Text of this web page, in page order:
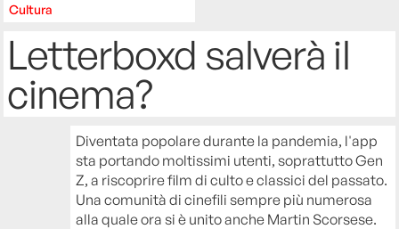
Cultura
Letterboxd salverà il
cinema?
Diventata popolare durante la pandemia, l'app
sta portando moltissimi utenti, soprattutto Gen
Z, a riscoprire film di culto e classici del passato.
Una comunità di cinefili sempre più numerosa
alla quale ora si è unito anche Martin Scorsese.